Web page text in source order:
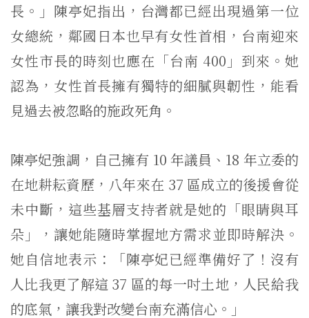
長。」陳亭妃指出，台灣都已經出現過第一位
女總統，鄰國日本也早有女性首相，台南迎來
女性市長的時刻也應在「台南 400」到來。她
認為，女性首長擁有獨特的細膩與韌性，能看
見過去被忽略的施政死角。
陳亭妃強調，自己擁有 10 年議員、18 年立委的
在地耕耘資歷，八年來在 37 區成立的後援會從
未中斷，這些基層支持者就是她的「眼睛與耳
朵」，讓她能隨時掌握地方需求並即時解決。
她自信地表示：「陳亭妃已經準備好了！沒有
人比我更了解這 37 區的每一吋土地，人民給我
的底氣，讓我對改變台南充滿信心。」